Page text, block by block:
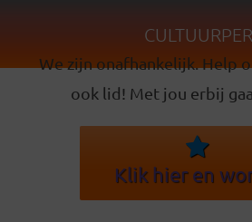
We zijn onafhankelijk. Help
ook lid! Met jou erbij
Klik hier en